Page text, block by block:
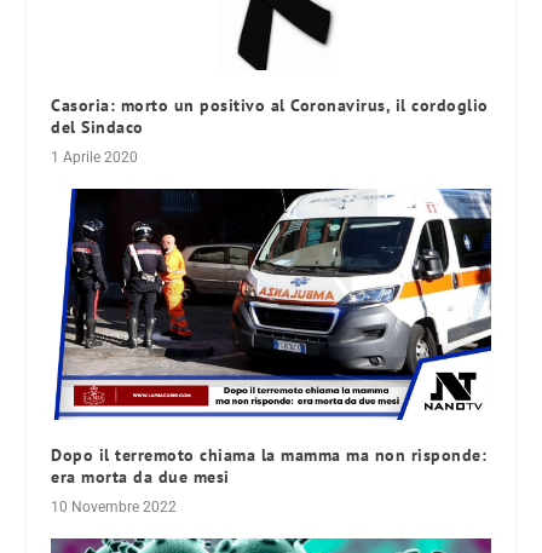
Casoria: morto un positivo al Coronavirus, il cordoglio
del Sindaco
1 Aprile 2020
Dopo il terremoto chiama la mamma ma non risponde:
era morta da due mesi
10 Novembre 2022